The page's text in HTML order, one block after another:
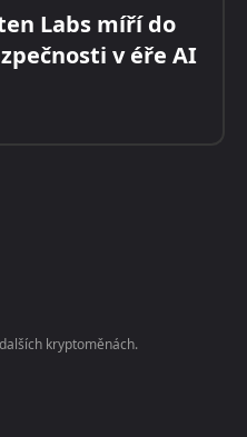
Labs míří do
v éře AI
kryptoměnách.